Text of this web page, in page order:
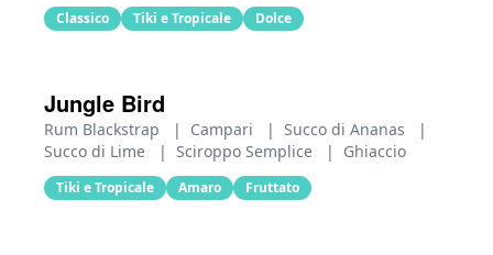
Classico Tiki e Tropicale Dolce
Jungle Bird
Rum Blackstrap | Campari | Succo di Ananas
|
Succo di Lime
| Sciroppo Semplice | Ghiaccio
Tiki e Tropicale Amaro Fruttato